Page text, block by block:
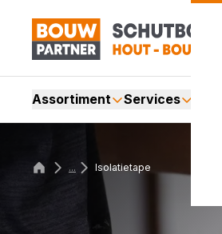
Assortiment Services
... Isolatietape